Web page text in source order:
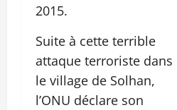
2015.
Suite à cette terrible
attaque terroriste dans
le village de Solhan,
l’ONU déclare son